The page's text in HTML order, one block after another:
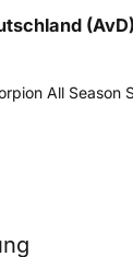
SF3
All Season